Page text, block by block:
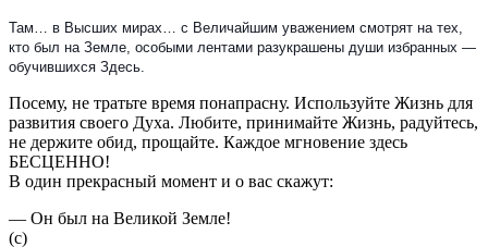
Там… в Высших мирах… с Величайшим уважением смотрят на тех,
кто был на Земле, особыми лентами разукрашены души избранных —
обучившихся Здесь.
Посему, не тратьте время понапрасну. Используйте Жизнь для
развития своего Духа. Любите, принимайте Жизнь, радуйтесь,
не держите обид, прощайте. Каждое мгновение здесь
БЕСЦЕННО!
В один прекрасный момент и о вас скажут:
— Он был на Великой Земле!
(с)